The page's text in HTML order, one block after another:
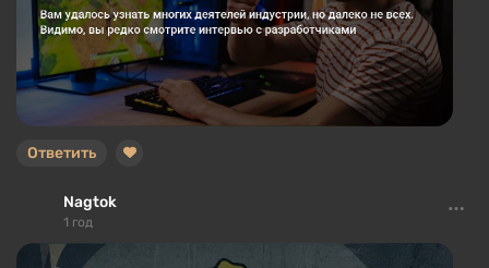
Ответить
Nagtok
1 год